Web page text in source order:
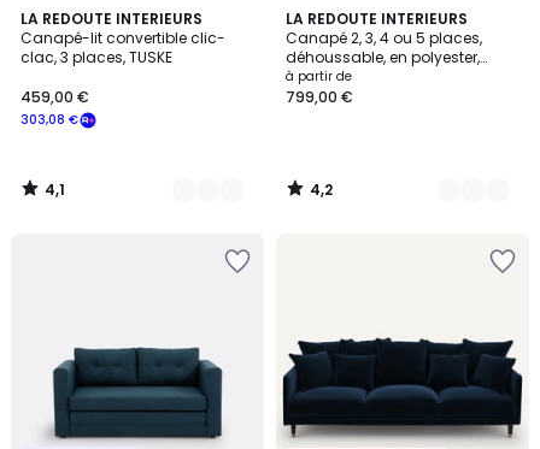
LA REDOUTE INTERIEURS
Canapé-lit convertible clic-
clac, 3 places, TUSKE
303,08 €
459,00 €
4,1
/ 5
3
Couleurs
4,1
/
LA REDOUTE INTERIEURS
Canapé 2, 3, 4 ou 5 places,
déhoussable, en polyester,
ODNA
à partir de
799,00 €
4,2
/ 5
4
Couleurs
4,2
/